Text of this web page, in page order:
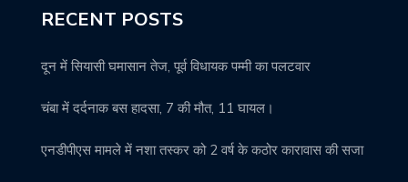
RECENT POSTS
दून में सियासी घमासान तेज, पूर्व विधायक पम्मी का पलटवार
चंबा में दर्दनाक बस हादसा, 7 की मौत, 11 घायल।
एनडीपीएस मामले में नशा तस्कर को 2 वर्ष के कठोर कारावास की सजा